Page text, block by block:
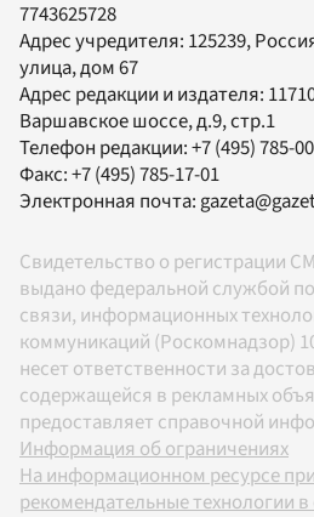
7743625728
Адрес учредителя: 125239,
улица, дом 67
Адрес редакции и издателя:
Варшавское шоссе, д.9, стр.1
Телефон редакции:+7 (495) 785-
Факс:+7 (495) 785-17-01
Электронная почта:
Свидетельство о регистрации
выдано федеральной службой
связи, информационных
коммуникаций (Роскомнадзор)
несет ответственности за
содержащейся в рекламных
предоставляет справочной
Информация об ограничениях
На информационном ресурсе
рекомендательные технологии